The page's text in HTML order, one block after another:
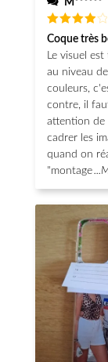
M******
Note4
sur 5
Coque très
Le visuel
au niveau
couleurs, c'est top. Par
contre, il
attention de
cadrer les
quand on
"montage